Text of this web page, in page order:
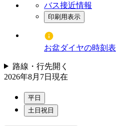
バス接近情報
印刷用表示
お盆ダイヤの時刻表
路線・行先開く
2026年8月7日 現在
平日
土日祝日